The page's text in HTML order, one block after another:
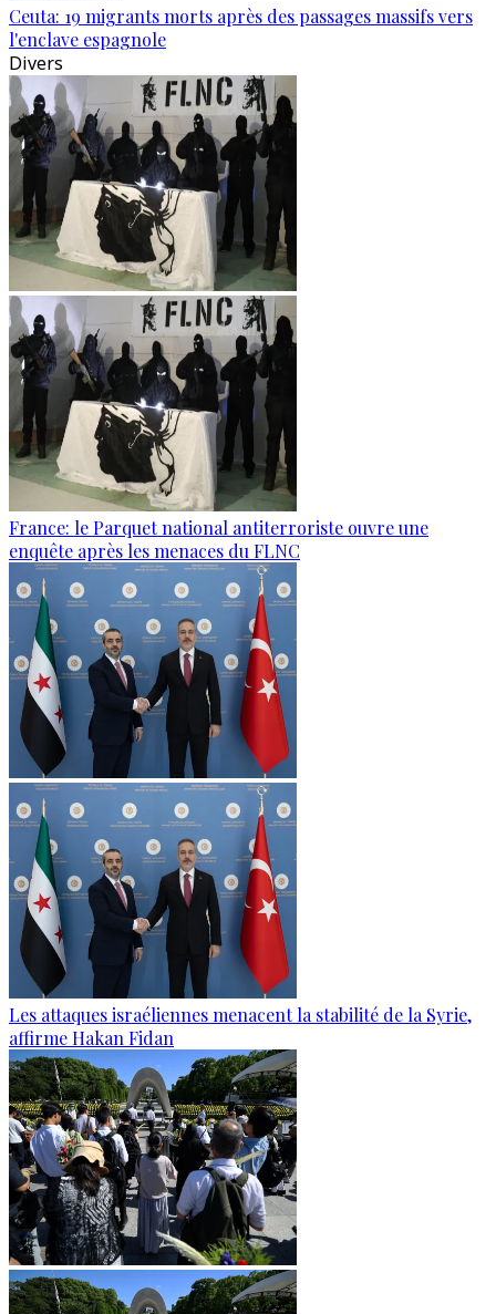
Ceuta: 19 migrants morts après des passages massifs vers
l'enclave espagnole
Divers
France: le Parquet national antiterroriste ouvre une
enquête après les menaces du FLNC
Les attaques israéliennes menacent la stabilité de la Syrie,
affirme Hakan Fidan